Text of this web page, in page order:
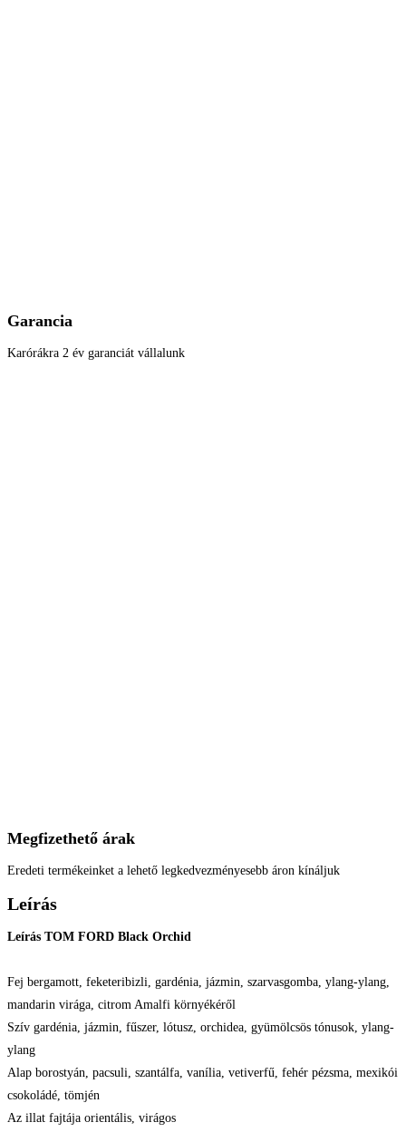
Garancia
Karórákra 2 év garanciát vállalunk
Megfizethető árak
Eredeti termékeinket a lehető legkedvezményesebb áron kínáljuk
Leírás
Leírás TOM FORD Black Orchid
Fej bergamott, feketeribizli, gardénia, jázmin, szarvasgomba, ylang-ylang,
mandarin virága, citrom Amalfi környékéről
Szív gardénia, jázmin, fűszer, lótusz, orchidea, gyümölcsös tónusok, ylang-
ylang
Alap borostyán, pacsuli, szantálfa, vanília, vetiverfű, fehér pézsma, mexikói
csokoládé, tömjén
Az illat fajtája orientális, virágos